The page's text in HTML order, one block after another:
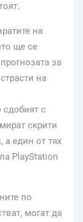
на
ще се
за
на
с
скрити
а един от тях
PlayStation
по
могат да